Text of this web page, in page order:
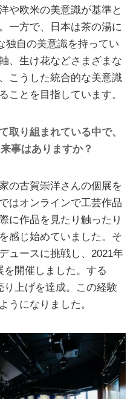
や欧米の美意識が基準と
一方で、日本は茶の湯に
独自の美意識を持ってい
、生け花などさまざまな
こうした統合的な美意識
ことを目指しています。
り組まれている中で、
事はありますか？
の古賀崇洋さんの個展を
はオンラインで工芸作品
に作品を見たり触ったり
感じ始めていました。そ
ュースに挑戦し、2021年
開催しました。する
り上げを達成。この経験
うになりました。